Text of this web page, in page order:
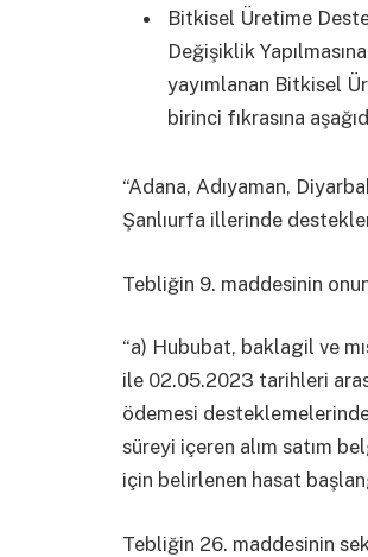
Bitkisel Üretime
Değişiklik
yayımlanan Bitkisel
birinci fıkrasına
“Adana, Adıyaman,
Şanlıurfa illerinde
Tebliğin 9. maddesinin
“a) Hububat, baklagil ve
ile 02.05.2023 tarihleri
ödemesi
süreyi içeren alım satım
için belirlenen hasat
Tebliğin 26. maddesinin